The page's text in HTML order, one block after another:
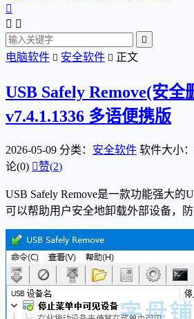

 

电脑软件  安全软件  正文
USB Safely Remove(安全
v7.4.1.1336 多语便携版
2026-05-09 分类： 安全软件 软件大小
论(0) 赞(2)
USB Safely Remove是一款功能强大的
可以帮助用户安全地卸载外部设备，防